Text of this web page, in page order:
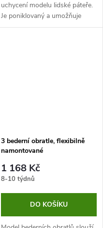
uchycení modelu lidské páteře.
Je poniklovaný a umožňuje
umístění jak na podlahu, tak na
3 bederní obratle, flexibilně
namontované
1 168 Kč
8-10 týdnů
DO KOŠÍKU